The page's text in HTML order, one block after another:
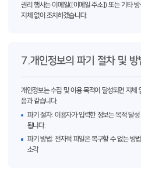
권리 행사는 이메일([이메일 주소]) 또는 기타
지체 없이 조치하겠습니다.
7.개인정보의 파기 절차 및 방
개인정보는 수집 및 이용 목적이 달성되면 지체
음과 같습니다.
파기 절차: 이용자가 입력한 정보는 목적 달
됩니다.
파기 방법: 전자적 파일은 복구할 수 없는 방
소각